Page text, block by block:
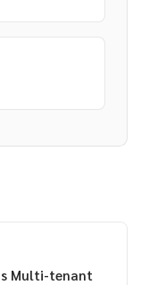
Multi-tenant